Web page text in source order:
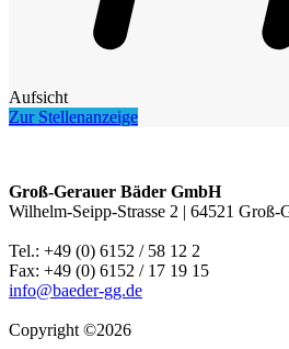
Aufsicht
Zur Stellenanzeige
Groß-Gerauer Bäder GmbH
Wilhelm-Seipp-Strasse 2 | 64521 Groß-
Tel.: +49 (0) 6152 / 58 12 2
Fax: +49 (0) 6152 / 17 19 15
info@baeder-gg.de
Copyright ©2026